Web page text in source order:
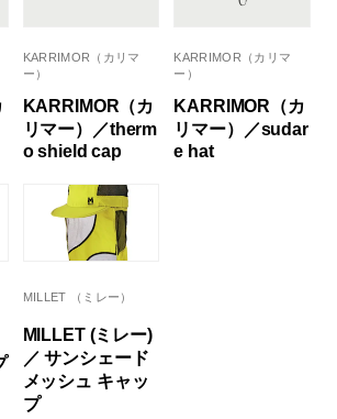
KARRIMOR（カリマ
ー）
KARRIMOR（カ
リマー）／therm
o shield cap
KARRIMOR（カリマ
ー）
KARRIMOR（カ
リマー）／sudar
e hat
MILLET （ミレー）
MILLET (ミレー)
／ サンシェード
メッシュ キャッ
プ